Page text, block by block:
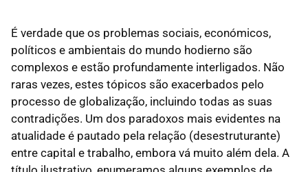
É verdade que os problemas sociais, económicos,
políticos e ambientais do mundo hodierno são
complexos e estão profundamente interligados. Não
raras vezes, estes tópicos são exacerbados pelo
processo de globalização, incluindo todas as suas
contradições. Um dos paradoxos mais evidentes na
atualidade é pautado pela relação (desestruturante)
entre capital e trabalho, embora vá muito além dela. A